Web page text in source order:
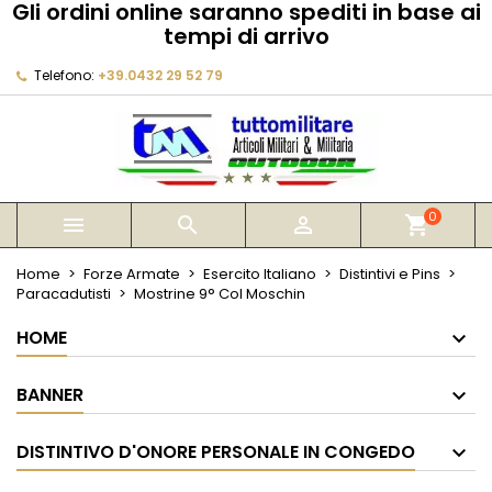
Gli ordini online saranno spediti in base ai
tempi di arrivo
Telefono: +39.0432 29 52 79
   shopping_cart0
Home Forze Armate Esercito Italiano
Distintivi e Pins
Paracadutisti
Mostrine 9° Col Moschin
HOME
BANNER
DISTINTIVO D'ONORE PERSONALE IN CONGEDO
My wishlists
add_circle_outline Create new list
Crea lista dei desideri
Annulla Crea lista dei desideri
Devi avere effettuato l'accesso per salvare dei
prodotti nella tua lista dei desideri.
Annulla